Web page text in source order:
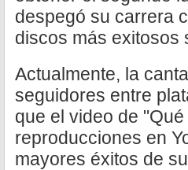
despegó su carrera
discos más exitosos
Actualmente, la
seguidores entre
que el video de
reproducciones en
mayores éxitos de